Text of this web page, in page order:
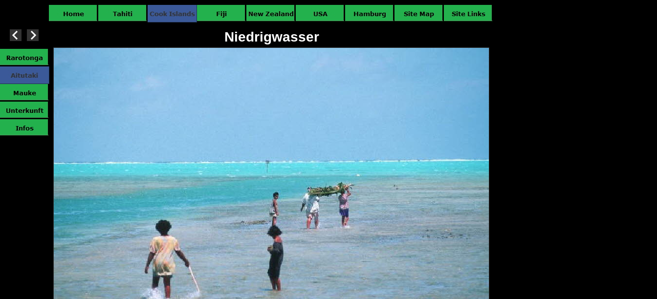
Niedrigwasser